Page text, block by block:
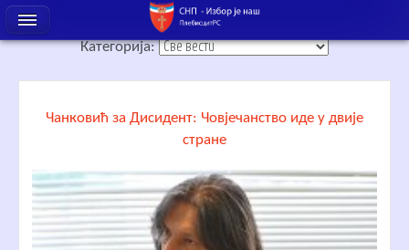
Категорија:
Чанковић за Дисидент: Човјечанство иде у двије
стране